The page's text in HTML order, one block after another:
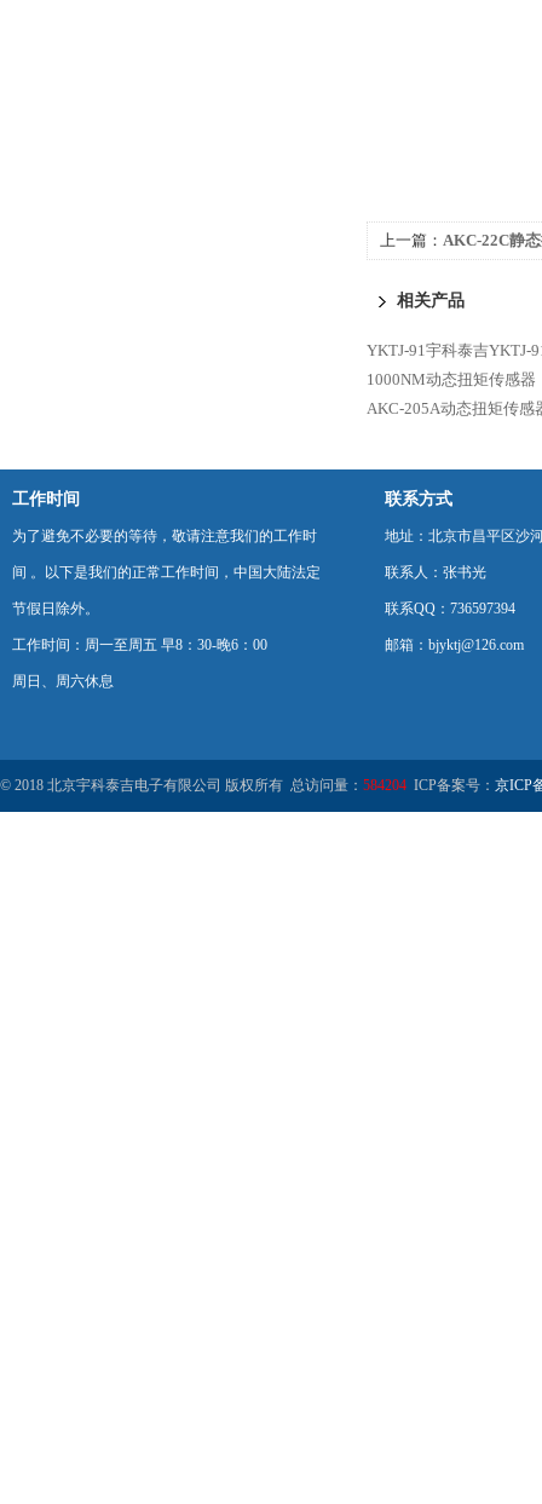
上一篇： AKC-22C静
相关产品
YKTJ-91宇科泰吉YKTJ-
1000NM动态扭矩传感器
AKC-205A动态扭矩传感
工作时间
为了避免不必要的等待，敬请注意我们的工作时
间 。以下是我们的正常工作时间，中国大陆法定
节假日除外。
工作时间：周一至周五 早8：30-晚6：00
周日、周六休息
联系方式
地址：北京市昌平区沙
联系人：张书光
联系QQ：736597394
邮箱：bjyktj@126.com
© 2018 北京宇科泰吉电子有限公司 版权所有 总访问量： 584204 ICP备案号： 京ICP